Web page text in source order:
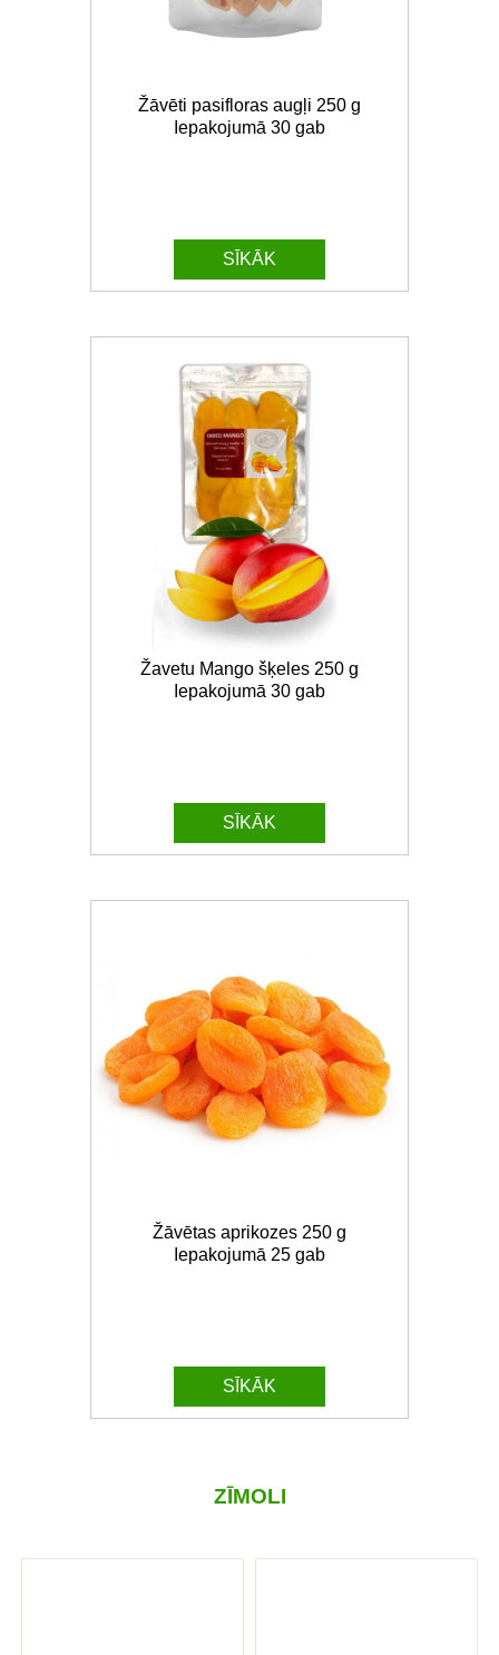
Žāvēti pasifloras augļi 250 g
Iepakojumā 30 gab
SĪKĀK
Žavetu Mango šķeles 250 g
Iepakojumā 30 gab
SĪKĀK
Žāvētas aprikozes 250 g
Iepakojumā 25 gab
SĪKĀK
ZĪMOLI